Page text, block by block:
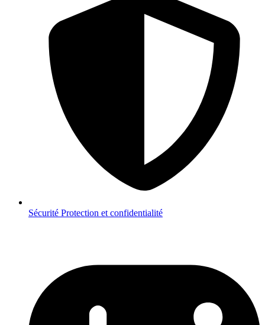
Sécurité Protection et confidentialité